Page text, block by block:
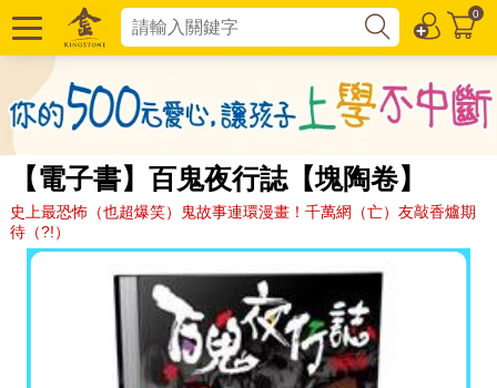
0
【電子書】百鬼夜行誌【塊陶卷】
史上最恐怖（也超爆笑）鬼故事連環漫畫！千萬網（亡）友敲香爐期
待（?!）